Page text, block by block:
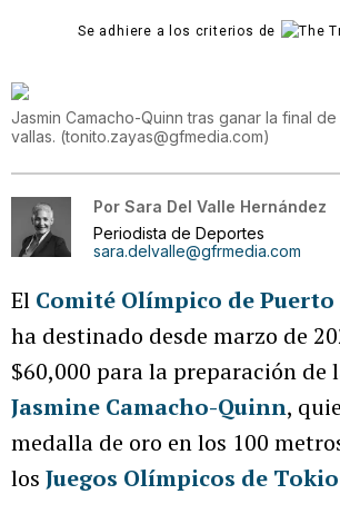
Se adhiere a los criterios de
Jasmin Camacho-Quinn tras ganar la final
vallas. (tonito.zayas@gfmedia.com)
Por Sara Del Valle Hernández
Periodista de Deportes
sara.delvalle@gfrmedia.com
El Comité Olímpico de Puerto
ha destinado desde marzo de
$60,000 para la preparación de
Jasmine Camacho-Quinn,
medalla de oro en los 100
los Juegos Olímpicos de Tokio